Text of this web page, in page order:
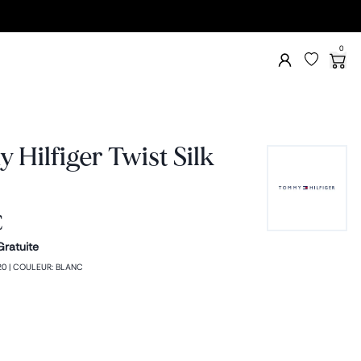
0
Hilfiger Twist Silk
| COULEUR: BLANC